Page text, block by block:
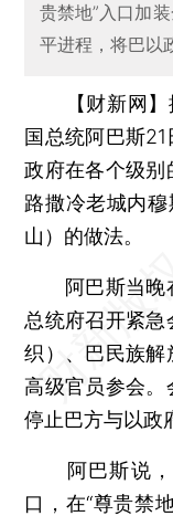
贵禁地”入口加
平进程，将巴以
【财新网】
国总统阿巴斯
政府在各个级
路撒冷老城内穆
山）的做法。
阿巴斯当晚在
总统府召开紧急
织）、巴民族解
高级官员参会。
停止巴方与以政
阿巴斯说，
口，在“尊贵禁